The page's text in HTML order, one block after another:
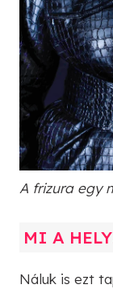
A frizura egy
MI A
Náluk is ezt